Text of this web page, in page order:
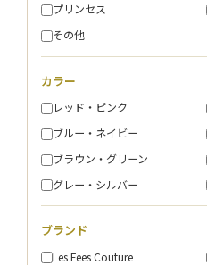
プリンセス
その他
カラー
レッド・ピンク
ブルー・ネイビー
ブラウン・グリーン
グレー・シルバー
ブランド
Les Fees Couture